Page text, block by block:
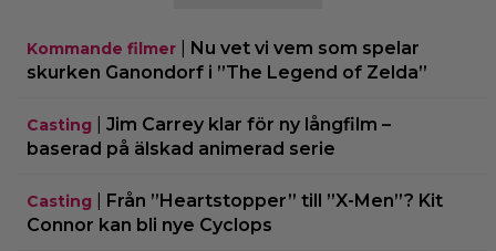
Kommande filmer
Nu vet vi vem som spelar
skurken Ganondorf i ”The Legend of Zelda”
Casting
Jim Carrey klar för ny långfilm –
baserad på älskad animerad serie
Casting
Från ”Heartstopper” till ”X-Men”? Kit
Connor kan bli nye Cyclops